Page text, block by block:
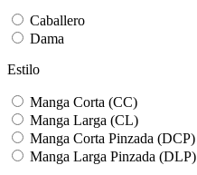
Caballero
Dama
Estilo
Manga Corta (CC)
Manga Larga (CL)
Manga Corta Pinzada (DCP)
Manga Larga Pinzada (DLP)